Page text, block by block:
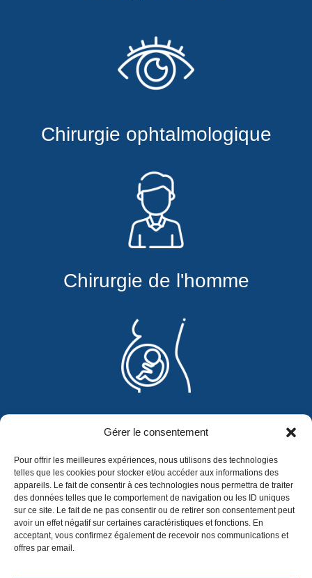
Gérer le consentement
Pour offrir les meilleures expériences, nous utilisons des technologies
telles que les cookies pour stocker et/ou accéder aux informations des
appareils. Le fait de consentir à ces technologies nous permettra de traiter
des données telles que le comportement de navigation ou les ID uniques
sur ce site. Le fait de ne pas consentir ou de retirer son consentement peut
avoir un effet négatif sur certaines caractéristiques et fonctions. En
acceptant, vous confirmez également de recevoir nos communications et
offres par email.
Chirurgie ophtalmologique
Chirurgie de l'homme
Chirurgie de l'infertilité